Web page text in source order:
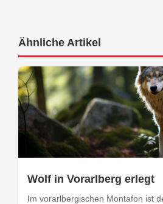
Ähnliche Artikel
Wolf in Vorarlberg erlegt
Im vorarlbergischen Montafon ist